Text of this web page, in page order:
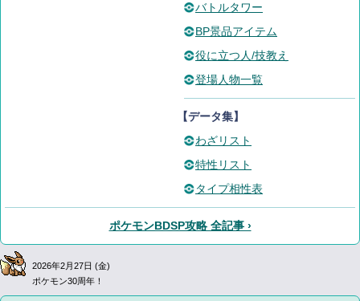
バトルタワー
BP景品アイテム
役に立つ人/技教え
登場人物一覧
【データ集】
わざリスト
特性リスト
タイプ相性表
ポケモンBDSP攻略 全記事 ›
2026年2月27日 (金)
ポケモン30周年！